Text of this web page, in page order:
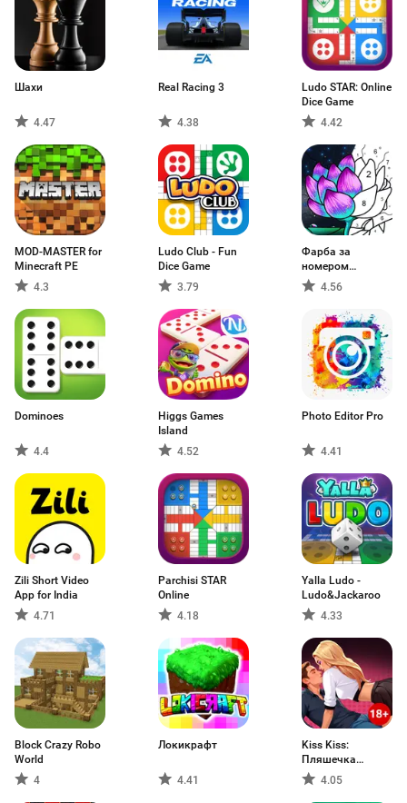
Шахи
4.47
Real Racing 3
4.38
Ludo STAR: Online
Dice Game
4.42
MOD-MASTER for
Minecraft PE
4.3
Ludo Club - Fun
Dice Game
3.79
Фарба за
номером
розмальовки
4.56
Dominoes
4.4
Higgs Games
Island
4.52
Photo Editor Pro
4.41
Zili Short Video
App for India
4.71
Parchisi STAR
Online
4.18
Yalla Ludo -
Ludo&Jackaroo
4.33
Block Crazy Robo
World
4
Локикрафт
4.41
Kiss Kiss:
Пляшечка
Знайомства
4.05